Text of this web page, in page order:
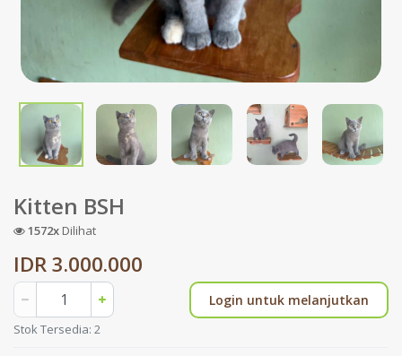
Kitten BSH
1572x Dilihat
IDR 3.000.000
Stok Tersedia: 2
Login untuk melanjutkan